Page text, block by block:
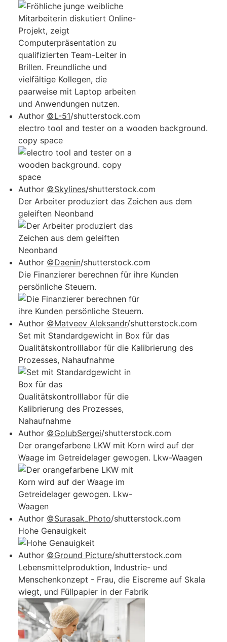
Author ©L-51/shutterstock.com
electro tool and tester on a wooden background.
copy space
Author ©Skylines/shutterstock.com
Der Arbeiter produziert das Zeichen aus dem
geleiften Neonband
Author ©Daenin/shutterstock.com
Die Finanzierer berechnen für ihre Kunden
persönliche Steuern.
Author ©Matveev Aleksandr/shutterstock.com
Set mit Standardgewicht in Box für das
Qualitätskontrolllabor für die Kalibrierung des
Prozesses, Nahaufnahme
Author ©GolubSergei/shutterstock.com
Der orangefarbene LKW mit Korn wird auf der
Waage im Getreidelager gewogen. Lkw-Waagen
Author ©Surasak_Photo/shutterstock.com
Hohe Genauigkeit
Author ©Ground Picture/shutterstock.com
Lebensmittelproduktion, Industrie- und
Menschenkonzept - Frau, die Eiscreme auf Skala
wiegt, und Füllpapier in der Fabrik